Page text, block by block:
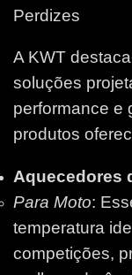
Perdizes
A KWT
soluções
performance e
produtos
Aquecedores
Para Moto:
temperatura
competições,